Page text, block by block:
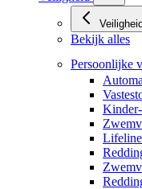
Veiligheid
Bekijk alles
Persoonlijke